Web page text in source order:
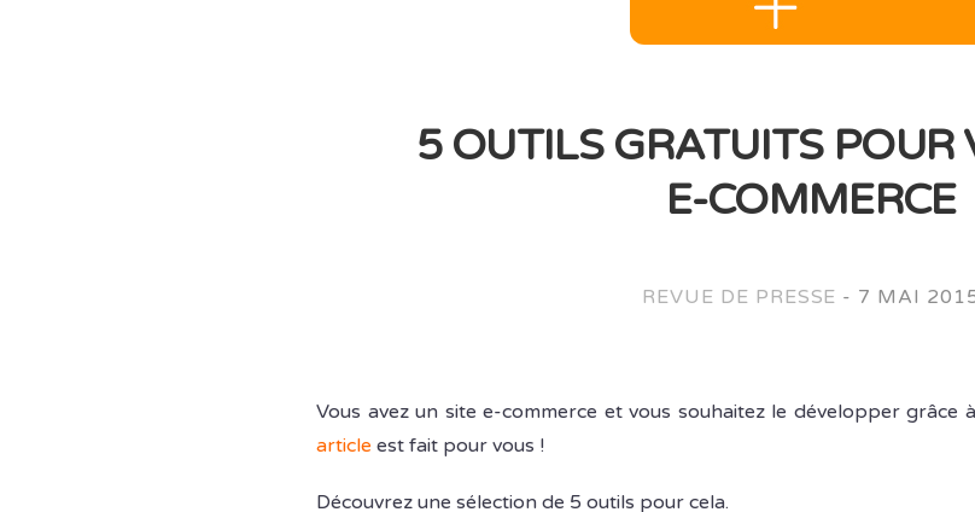
5 OUTILS GRATUITS POUR
E-COMMERCE
REVUE DE PRESSE - 7 MAI
Vous avez un site e-commerce et vous souhaitez le développer grâce
article est fait pour vous !
Découvrez une sélection de 5 outils pour cela.